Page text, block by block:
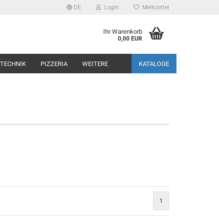
DE Login Merkzettel
Ihr Warenkorb
0,00 EUR
PIZZERIA KATALOGE
WEITERE
1